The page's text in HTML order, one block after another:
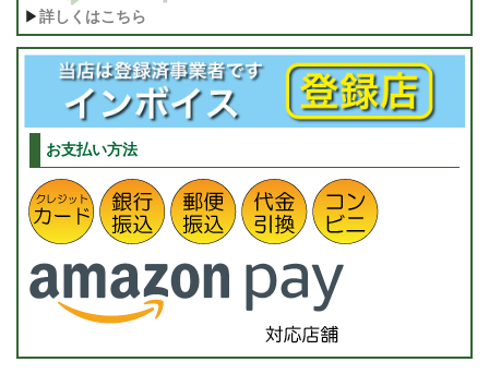
▶詳しくはこちら
お支払い方法